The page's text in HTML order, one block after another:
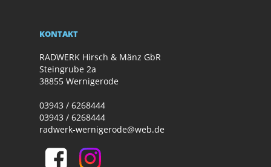
KONTAKT
RADWERK Hirsch & Mänz GbR
Steingrube 2a
38855 Wernigerode
03943 / 6268444
03943 / 6268444
radwerk-wernigerode@web.de